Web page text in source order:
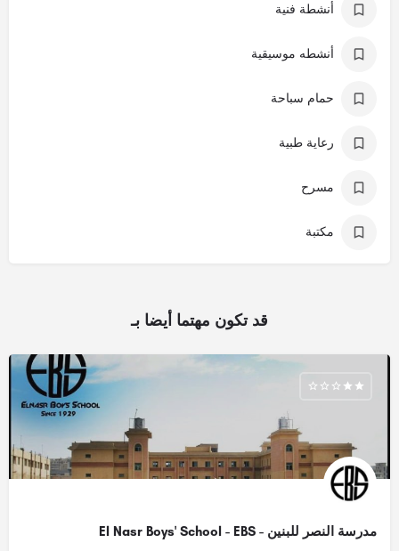
أنشطة فنية
أنشطه موسيقية
حمام سباحة
رعاية طبية
مسرح
مكتبة
قد تكون مهتما أيضا بـ
مدرسة النصر للبنين - El Nasr Boys' School - EBS